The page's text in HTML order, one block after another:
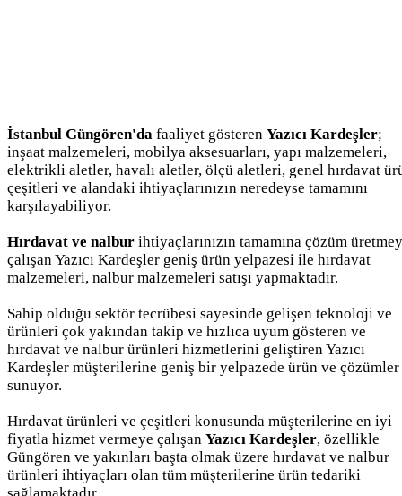
İstanbul Güngören'da faaliyet gösteren Yazıcı Kardeşler;
inşaat malzemeleri, mobilya aksesuarları, yapı malzemeleri,
elektrikli aletler, havalı aletler, ölçü aletleri, genel hırdavat
çeşitleri ve alandaki ihtiyaçlarınızın neredeyse tamamını
karşılayabiliyor.
Hırdavat ve nalbur ihtiyaçlarınızın tamamına çözüm
çalışan Yazıcı Kardeşler geniş ürün yelpazesi ile hırdavat
malzemeleri, nalbur malzemeleri satışı yapmaktadır.
Sahip olduğu sektör tecrübesi sayesinde gelişen teknoloji ve
ürünleri çok yakından takip ve hızlıca uyum gösteren ve
hırdavat ve nalbur ürünleri hizmetlerini geliştiren Yazıcı
Kardeşler müşterilerine geniş bir yelpazede ürün ve çözümler
sunuyor.
Hırdavat ürünleri ve çeşitleri konusunda müşterilerine en iyi
fiyatla hizmet vermeye çalışan Yazıcı Kardeşler, özellikle
Güngören ve yakınları başta olmak üzere hırdavat ve nalbur
ürünleri ihtiyaçları olan tüm müşterilerine ürün tedariki
sağlamaktadır.